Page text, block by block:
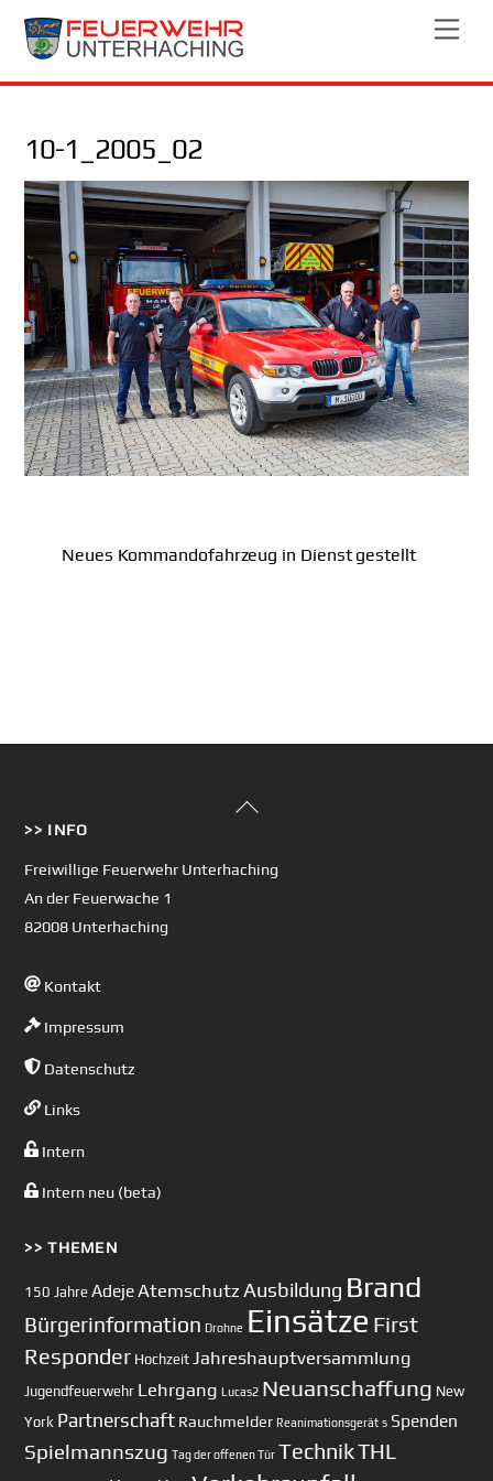
Skip
10-1_2005_02
Neues Kommandofahrzeug in Dienst gestellt
Back
>> INFO
Freiwillige Feuerwehr Unterhaching
An der Feuerwache 1
82008 Unterhaching
Kontakt
Impressum
Datenschutz
Links
Intern
Intern neu (beta)
>> THEMEN
150 Jahre AdejeAtemschutz Ausbildung Brand
Bürgerinformation Drohne Einsätze First
Responder Hochzeit Jahreshauptversammlung
Jugendfeuerwehr Lehrgang Lucas2 Neuanschaffung New
York Partnerschaft Rauchmelder Reanimationsgerät s Spenden
Spielmannszug Tag der offenen Tür TechnikTHL